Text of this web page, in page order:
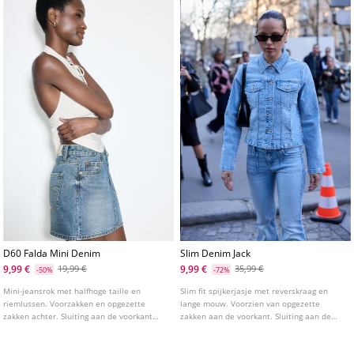
D60 Falda Mini Denim
9,99 €
-50% 19,99 €
Mini-jeansrok met halfhoge taille en
riemlussen. Voorzakken en opgezette
zakken achter. Sluiting aan de voorkant
Slim Denim Jack
9,99 €
-72% 35,99 €
Slim fit spijkerjasje met reverskraag en
lange mouw. Voorzien van opgezette
zakken aan de voorkant. Sluiting aan de